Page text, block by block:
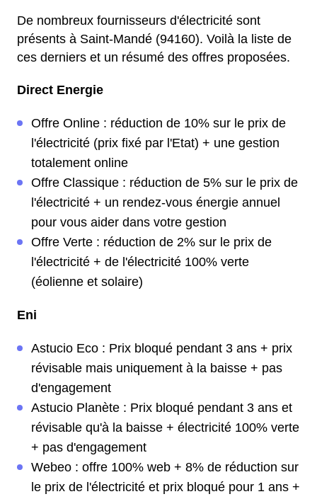
De nombreux fournisseurs d'électricité sont
présents à Saint-Mandé (94160). Voilà la liste de
ces derniers et un résumé des offres proposées.
Direct Energie
Offre Online : réduction de 10% sur le prix de
l'électricité (prix fixé par l'Etat) + une gestion
totalement online
Offre Classique : réduction de 5% sur le prix de
l'électricité + un rendez-vous énergie annuel
pour vous aider dans votre gestion
Offre Verte : réduction de 2% sur le prix de
l'électricité + de l'électricité 100% verte
(éolienne et solaire)
Eni
Astucio Eco : Prix bloqué pendant 3 ans + prix
révisable mais uniquement à la baisse + pas
d'engagement
Astucio Planète : Prix bloqué pendant 3 ans et
révisable qu'à la baisse + électricité 100% verte
+ pas d'engagement
Webeo : offre 100% web + 8% de réduction sur
le prix de l'électricité et prix bloqué pour 1 ans +